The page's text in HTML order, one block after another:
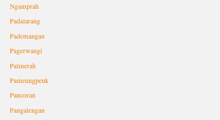
Ngamprah
Padalarang
Pademangan
Pagerwangi
Palmerah
Pameungpeuk
Pancoran
Pangalengan